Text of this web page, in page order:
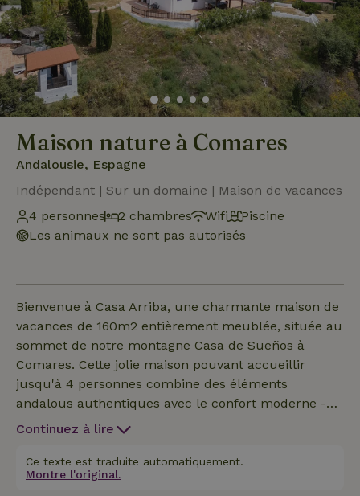
Maison nature à Comares
Andalousie, Espagne
Indépendant | Sur un domaine | Maison de vacances
4 personnes
2 chambres Wifi
Piscine
Les animaux ne sont pas autorisés
Bienvenue à Casa Arriba, une charmante maison de
vacances de 160m2 entièrement meublée, située au
sommet de notre montagne Casa de Sueños à
Comares. Cette jolie maison pouvant accueillir
jusqu'à 4 personnes combine des éléments
andalous authentiques avec le confort moderne -
tout en offrant l'un des plus beaux panoramas de
salle de séjour lumineuse et élégamment décorée
avec des tons naturels chauds, des volets en bois et
Continuez à lire
Ce texte est traduite automatiquement.
Montre l'original.